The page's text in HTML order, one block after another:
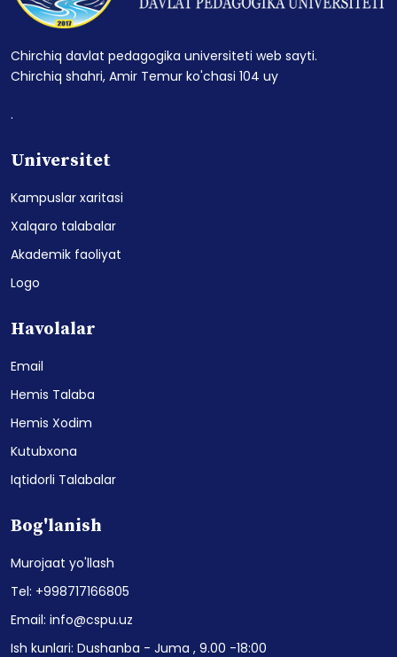
Chirchiq davlat pedagogika universiteti web sayti.
Chirchiq shahri, Amir Temur ko'chasi 104 uy
.
Universitet
Kampuslar xaritasi
Xalqaro talabalar
Akademik faoliyat
Logo
Havolalar
Email
Hemis Talaba
Hemis Xodim
Kutubxona
Iqtidorli Talabalar
Bog'lanish
Murojaat yo'llash
Tel: +998717166805
Email: info@cspu.uz
Ish kunlari: Dushanba - Juma , 9.00 -18:00